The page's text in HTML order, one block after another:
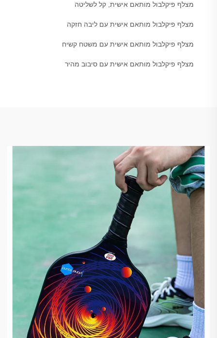
מצלף פיקלבול מותאם אישית, קל לשליטה
מצלף פיקלבול מותאם אישית עם ליבה חזקה
מצלף פיקלבול מותאם אישית עם משטח קשיח
מצלף פיקלבול מותאם אישית עם סיבוב מהיר